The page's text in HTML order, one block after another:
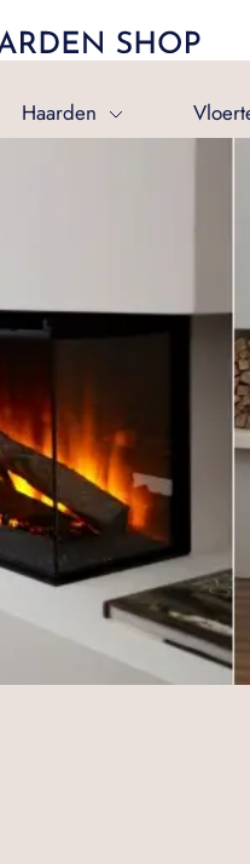
Haarden